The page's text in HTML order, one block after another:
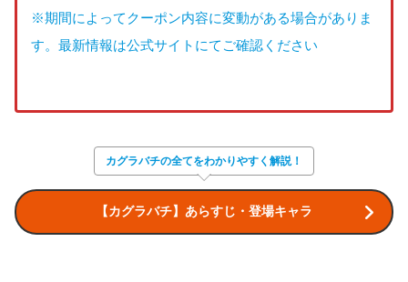
※期間によってクーポン内容に変動がある場合がありま
す。最新情報は公式サイトにてご確認ください
カグラバチの全てをわかりやすく解説！
【カグラバチ】あらすじ・登場キャラ